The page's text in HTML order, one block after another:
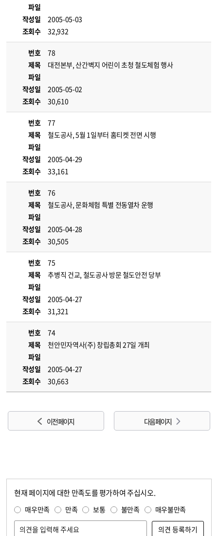
파일
작성일
2005-05-03
조회수
32,932
번호
78
제목
대전본부, 산간벽지 어린이 초청 철도체험 행사
파일
작성일
2005-05-02
조회수
30,610
번호
77
제목
철도공사, 5월 1일부터 홈티켓 전면 시행
파일
작성일
2005-04-29
조회수
33,161
번호
76
제목
철도공사, 문화체험 특별 전동열차 운행
파일
작성일
2005-04-28
조회수
30,505
번호
75
제목
추병직 건교, 철도공사 방문 철도안전 당부
파일
작성일
2005-04-27
조회수
31,321
번호
74
제목
천안민자역사(주) 창립총회 27일 개최
파일
작성일
2005-04-27
조회수
30,663
이전 페이지 다음 페이지
현재 페이지에 대한 만족도를 평가하여 주십시오.
매우만족 만족 보통 불만족 매우불만족